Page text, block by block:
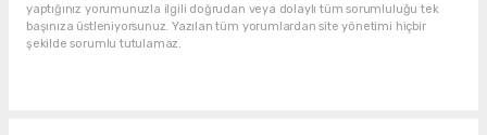
yaptığınız yorumunuzla ilgili doğrudan veya dolaylı tüm sorumluluğu tek
başınıza üstleniyorsunuz. Yazılan tüm yorumlardan site yönetimi hiçbir
şekilde sorumlu tutulamaz.